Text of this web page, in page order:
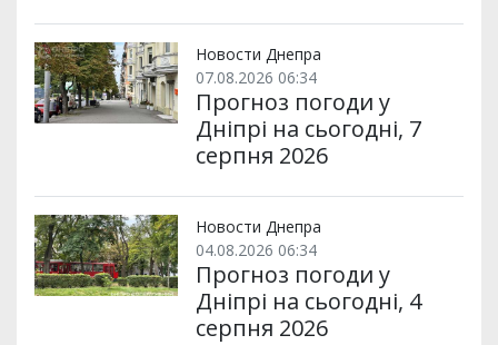
Новости Днепра
07.08.2026 06:34
Прогноз погоди у
Дніпрі на сьогодні, 7
серпня 2026
Новости Днепра
04.08.2026 06:34
Прогноз погоди у
Дніпрі на сьогодні, 4
серпня 2026